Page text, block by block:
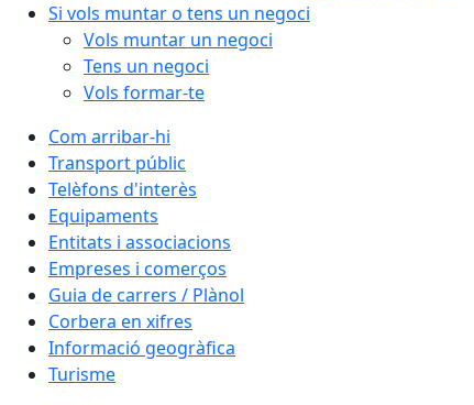
Si vols muntar o tens un negoci
Vols muntar un negoci
Tens un negoci
Vols formar-te
Com arribar-hi
Transport públic
Telèfons d'interès
Equipaments
Entitats i associacions
Empreses i comerços
Guia de carrers / Plànol
Corbera en xifres
Informació geogràfica
Turisme